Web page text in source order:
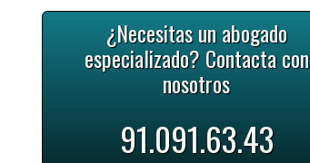
¿Necesitas un abogado
especializado? Contacta con
nosotros
91.091.63.43